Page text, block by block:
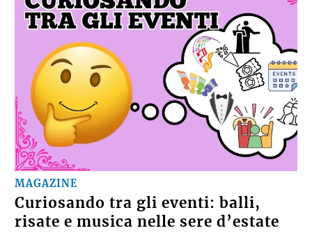
MAGAZINE
Curiosando tra gli eventi: balli,
risate e musica nelle sere d’estate